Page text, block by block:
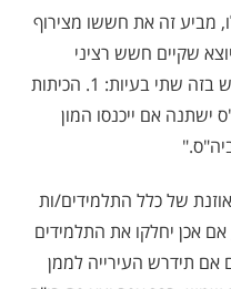
מביע זה את חששו מצירוף
שקיים חשש רציני
שהכיתות שלנו יתמלאו ביוצאי לוין, ויש בזה שתי בעיות: 1. הכיתות
2. אופי ביה"ס ישתנה אם ייכנסו המון
של כלל התלמידים/ות
אכן יחלקו את התלמידים
אם תידרש העירייה לממן